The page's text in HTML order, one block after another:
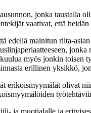
jonka taustalla
vaativat, että
edellä mainitun riita-
myös jonkin toisen
erillinen yksikkö,
erikoismyymälät olivat
ja muotialalle ja